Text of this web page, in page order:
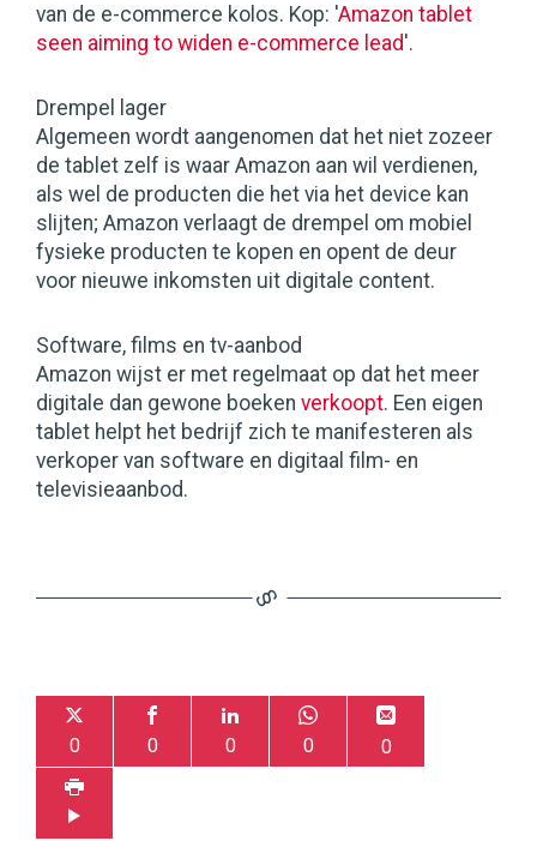
van de e-commerce kolos. Kop: 'Amazon tablet
seen aiming to widen e-commerce lead'.
Drempel lager
Algemeen wordt aangenomen dat het niet zozeer
de tablet zelf is waar Amazon aan wil verdienen,
als wel de producten die het via het device kan
slijten; Amazon verlaagt de drempel om mobiel
fysieke producten te kopen en opent de deur
voor nieuwe inkomsten uit digitale content.
Software, films en tv-aanbod
Amazon wijst er met regelmaat op dat het meer
digitale dan gewone boeken verkoopt. Een eigen
tablet helpt het bedrijf zich te manifesteren als
verkoper van software en digitaal film- en
televisieaanbod.
0 0 0 0 0